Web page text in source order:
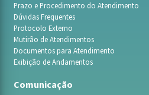
Prazo e Procedimento do Atendimento
Dúvidas Frequentes
Protocolo Externo
Mutirão de Atendimentos
Documentos para Atendimento
Exibição de Andamentos
Comunicação